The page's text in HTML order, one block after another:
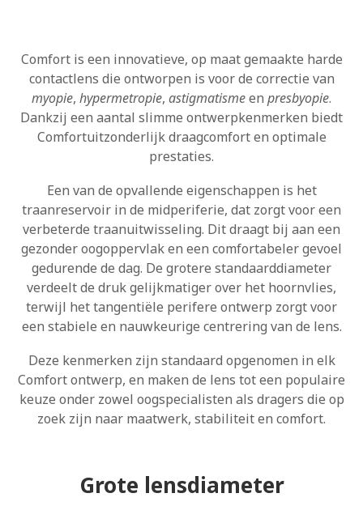
Comfort is een innovatieve, op maat gemaakte harde
contactlens die ontworpen is voor de correctie van
myopie, hypermetropie, astigmatismeen presbyopie.
Dankzij een aantal slimme ontwerpkenmerken biedt
Comfortuitzonderlijk draagcomfort en optimale
prestaties.
Een van de opvallende eigenschappen is het
traanreservoir in de midperiferie, dat zorgt voor een
verbeterde traanuitwisseling. Dit draagt bij aan een
gezonder oogoppervlak en een comfortabeler gevoel
gedurende de dag. De grotere standaarddiameter
verdeelt de druk gelijkmatiger over het hoornvlies,
terwijl het tangentiële perifere ontwerp zorgt voor
een stabiele en nauwkeurige centrering van de lens.
Deze kenmerken zijn standaard opgenomen in elk
Comfort ontwerp, en maken de lens tot een populaire
keuze onder zowel oogspecialisten als dragers die op
zoek zijn naar maatwerk, stabiliteit en comfort.
Grote lensdiameter